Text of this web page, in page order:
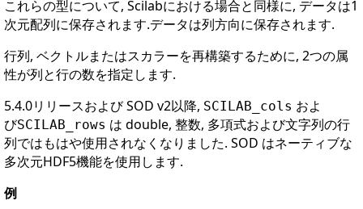
これらの型について, Scilabにおける場合と同様に, データは1
次元配列に保存されます.データは列方向に保存されます.
行列, ベクトルまたはスカラーを再構築するために, 2つの属
性が列と行の数を指定します.
5.4.0リリースおよび SOD v2以降, SCILAB_cols およ
びSCILAB_rows は double, 整数, 多項式および文字列の行
列ではもはや使用されなくなりました. SOD はネーティブな
多次元HDF5機能を使用します.
例